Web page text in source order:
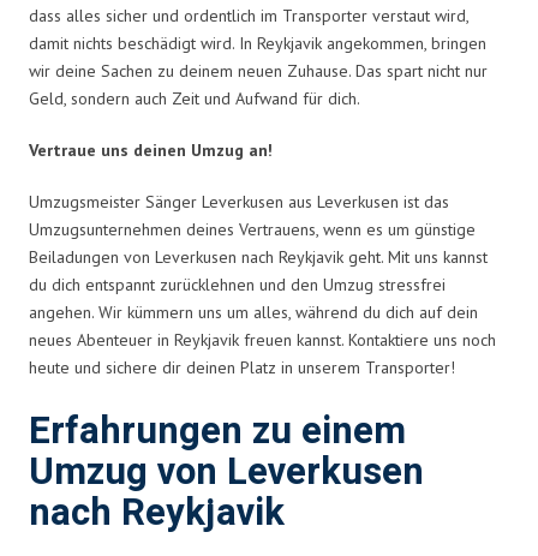
dass alles sicher und ordentlich im Transporter verstaut wird,
damit nichts beschädigt wird. In Reykjavik angekommen, bringen
wir deine Sachen zu deinem neuen Zuhause. Das spart nicht nur
Geld, sondern auch Zeit und Aufwand für dich.
Vertraue uns deinen Umzug an!
Umzugsmeister Sänger Leverkusen aus Leverkusen ist das
Umzugsunternehmen deines Vertrauens, wenn es um günstige
Beiladungen von Leverkusen nach Reykjavik geht. Mit uns kannst
du dich entspannt zurücklehnen und den Umzug stressfrei
angehen. Wir kümmern uns um alles, während du dich auf dein
neues Abenteuer in Reykjavik freuen kannst. Kontaktiere uns noch
heute und sichere dir deinen Platz in unserem Transporter!
Erfahrungen zu einem
Umzug von Leverkusen
nach Reykjavik